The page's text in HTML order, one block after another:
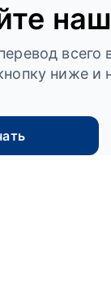
всего
ниже и